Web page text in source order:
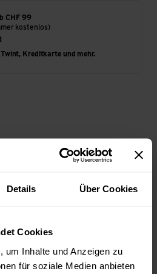
Details Über Cookies
Cookies
um Inhalte und Anzeigen zu
für soziale Medien anbieten
CHF 99
kostenlos)
Kreditkarte und mehr.